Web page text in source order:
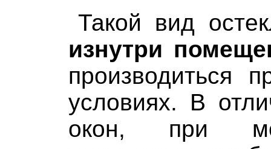
Такой вид
изнутри
производиться
условиях. В
окон, при